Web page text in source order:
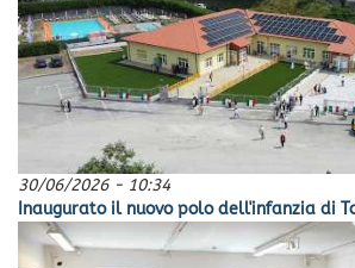
30/06/2026 - 10:34
Inaugurato il nuovo polo dell'infanzia di